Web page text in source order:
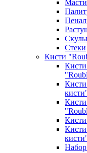
Стеки
Кисти
Кисти
Кисти